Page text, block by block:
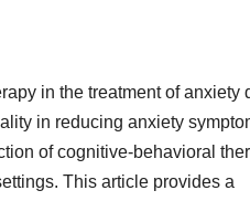
in the treatment of anxiety
in reducing anxiety
of cognitive-behavioral
This article provides a